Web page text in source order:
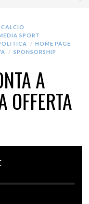
CALCIO
SPORT
HOME PAGE
SPONSORSHIP
A
OFFERTA